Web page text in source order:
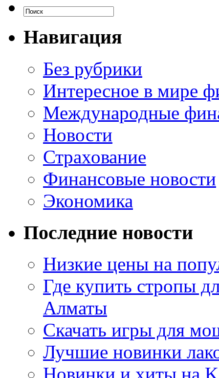
Навигация
Без рубрики
Интересное в мире
Международные
Новости
Страхование
Финансовые новости
Экономика
Последние новости
Низкие цены на
Где купить стропы
Алматы
Скачать игры для
Лучшие новинки